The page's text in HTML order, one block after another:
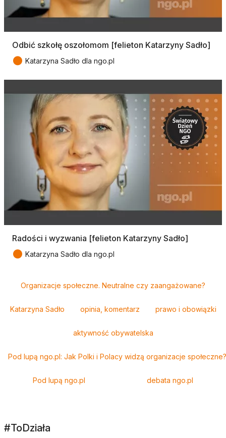
Odbić szkołę oszołomom [felieton Katarzyny Sadło]
● Katarzyna Sadło dla ngo.pl
Radości i wyzwania [felieton Katarzyny Sadło]
● Katarzyna Sadło dla ngo.pl
Organizacje społeczne. Neutralne czy zaangażowane?
Katarzyna Sadło opinia, komentarz prawo i obowiązki
aktywność obywatelska
Pod lupą ngo.pl: Jak Polki i Polacy widzą organizacje społeczne?
Pod lupą ngo.pl debata ngo.pl
#ToDziała